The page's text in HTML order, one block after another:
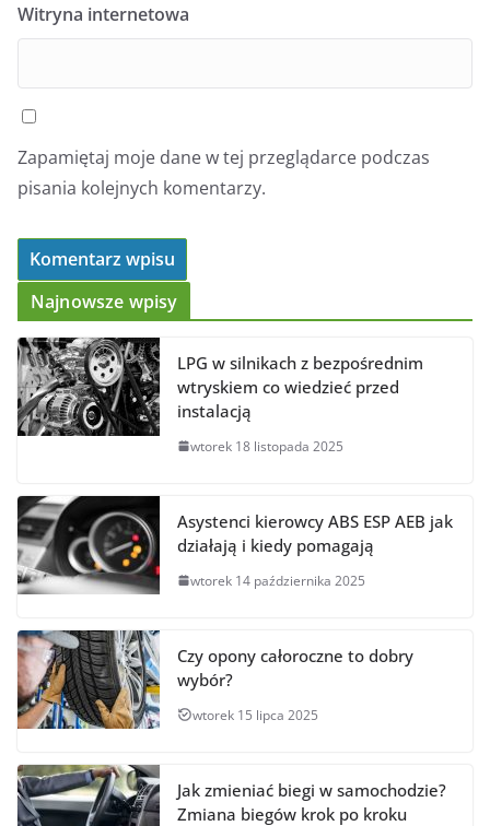
Witryna internetowa
Zapamiętaj moje dane w tej przeglądarce podczas
pisania kolejnych komentarzy.
Najnowsze wpisy
LPG w silnikach z bezpośrednim
wtryskiem co wiedzieć przed
instalacją
wtorek 18 listopada 2025
Asystenci kierowcy ABS ESP AEB jak
działają i kiedy pomagają
wtorek 14 października 2025
Czy opony całoroczne to dobry
wybór?
wtorek 15 lipca 2025
Jak zmieniać biegi w samochodzie?
Zmiana biegów krok po kroku